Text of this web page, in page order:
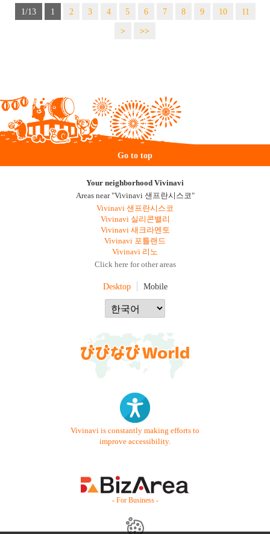
1/13 1 2 3 4 5 6 7 8 9 10
11
>
>>
Go to top
Your neighborhood Vivinavi
Areas near "Vivinavi 샌프란시스코"
Vivinavi 샌프란시스코
Vivinavi 실리콘밸리
Vivinavi 새크라멘토
Vivinavi 포틀랜드
Vivinavi 리노
Click here for other areas
Desktop Mobile
Vivinavi is constantly making efforts to
improve accessibility.
- For Business -